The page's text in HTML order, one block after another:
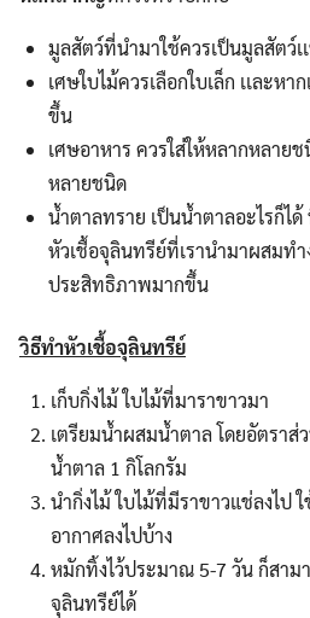
มูลสัตว์ที่นำมาใช้ควรเป็นมูลสัตว์เ
เศษใบไม้ควรเลือกใบเล็ก เเละห
ขึ้น
เศษอาหาร ควรใส่ให้หลากหลาย
หลายชนิด
น้ำตาลทราย เป็นน้ำตาลอะไรก็ได้
หัวเชื้อจุลินทรีย์ที่เรานำมาผสมทำ
ประสิทธิภาพมากขึ้น
วิธีทำหัวเชื้อจุลินทรีย์
เก็บกิ่งไม้ ใบไม้ที่มาราขาวมา
เตรียมน้ำผสมน้ำตาล โดยอัตรา
น้ำตาล 1 กิโลกรัม
นำกิ่งไม้ ใบไม้ที่มีราขาวแช่ลงไป
อากาศลงไปบ้าง
หมักทิ้งไว้ประมาณ 5-7 วัน ก็สาม
จุลินทรีย์ได้